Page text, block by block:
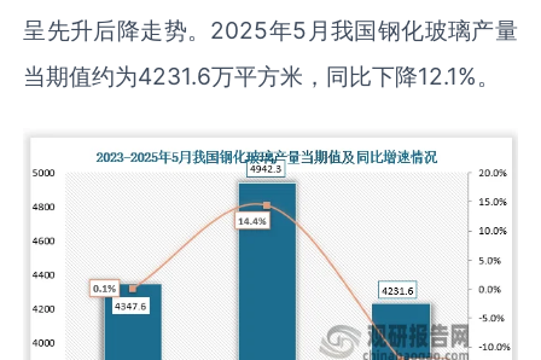
呈先升后降走势。2025年5月我国钢化玻璃产量
当期值约为4231.6万平方米，同比下降12.1%。